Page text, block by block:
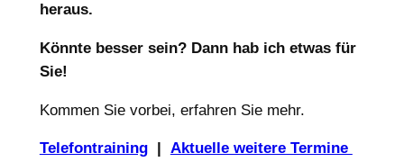
heraus.
Könnte besser sein? Dann hab ich etwas für
Sie!
Kommen Sie vorbei, erfahren Sie mehr.
Telefontraining| Aktuelle weitere Termine